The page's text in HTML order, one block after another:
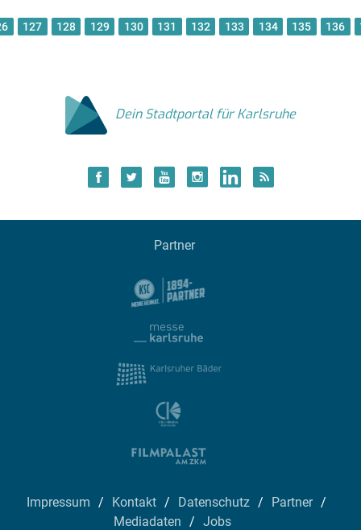
127 128 129 130 131 132 133 134 135 136
Dein Stadtportal für Karlsruhe
Partner
Impressum Kontakt Datenschutz
Partner
Mediadaten
Jobs